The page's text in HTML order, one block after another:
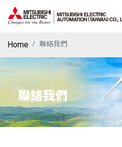
Home 聯絡我們
聯絡我們
Contact US